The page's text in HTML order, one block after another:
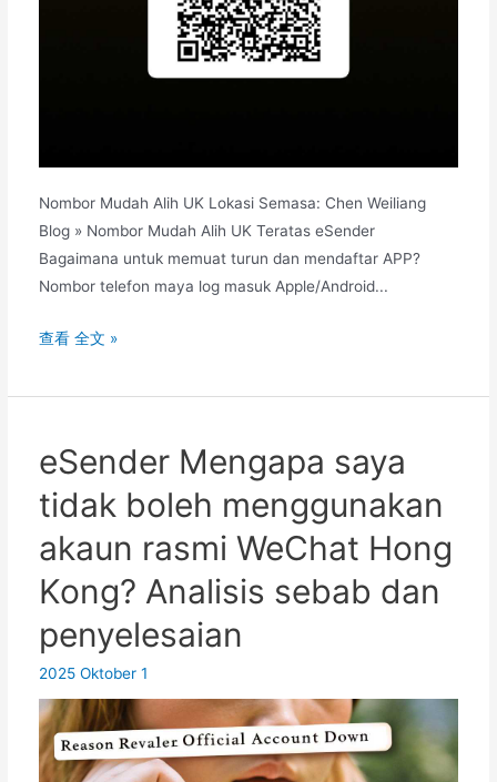
Nombor Mudah Alih UK Lokasi Semasa: Chen Weiliang
Blog » Nombor Mudah Alih UK Teratas eSender
Bagaimana untuk memuat turun dan mendaftar APP?
Nombor telefon maya log masuk Apple/Android...
Pelan
Nombor
Maya
KiteSim
(Tiada
Sebenar
Diperlukan):
Kod
Pengesahan
SMS
AS/Kanada/UK
查看 全文 »
eSender Mengapa saya
tidak boleh menggunakan
akaun rasmi WeChat Hong
Kong? Analisis sebab dan
penyelesaian
2025 Oktober 1